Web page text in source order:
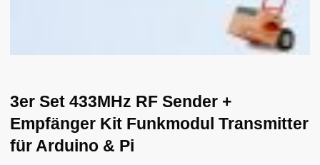
3er Set 433MHz RF Sender +
Empfänger Kit Funkmodul Transmitter
für Arduino & Pi